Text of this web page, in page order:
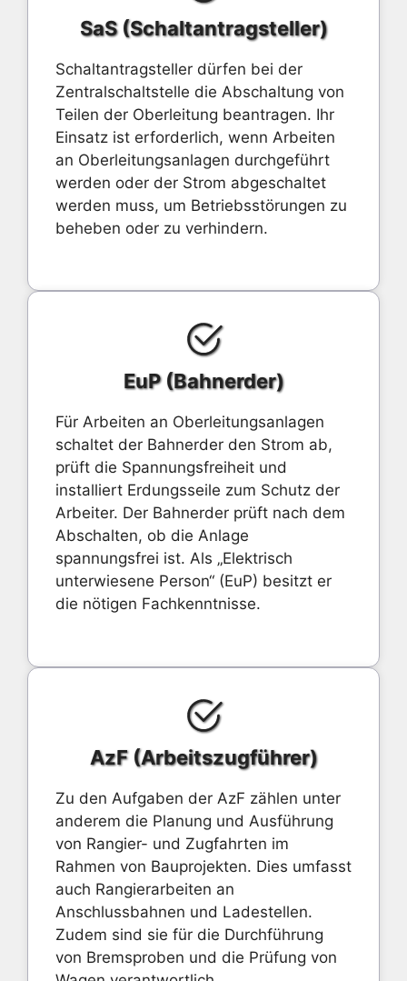
SaS (Schaltantragsteller)
Schaltantragsteller dürfen bei der
Zentralschaltstelle die Abschaltung von
Teilen der Oberleitung beantragen. Ihr
Einsatz ist erforderlich, wenn Arbeiten
an Oberleitungsanlagen durchgeführt
werden oder der Strom abgeschaltet
werden muss, um Betriebsstörungen zu
beheben oder zu verhindern.
EuP (Bahnerder)
Für Arbeiten an Oberleitungsanlagen
schaltet der Bahnerder den Strom ab,
prüft die Spannungsfreiheit und
installiert Erdungsseile zum Schutz der
Arbeiter. Der Bahnerder prüft nach dem
Abschalten, ob die Anlage
spannungsfrei ist. Als „Elektrisch
unterwiesene Person“ (EuP) besitzt er
die nötigen Fachkenntnisse.
AzF (Arbeitszugführer)
Zu den Aufgaben der AzF zählen unter
anderem die Planung und Ausführung
von Rangier- und Zugfahrten im
Rahmen von Bauprojekten. Dies umfasst
auch Rangierarbeiten an
Anschlussbahnen und Ladestellen.
Zudem sind sie für die Durchführung
von Bremsproben und die Prüfung von